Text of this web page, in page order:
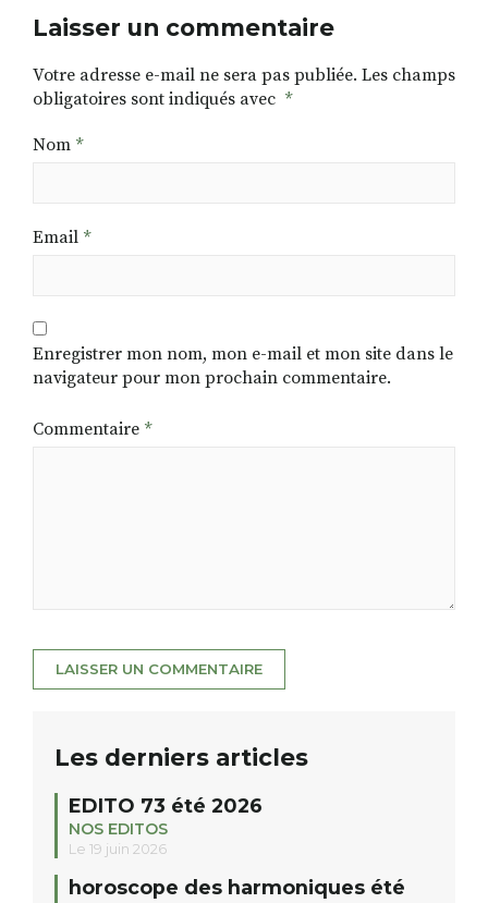
Laisser un commentaire
Votre adresse e-mail ne sera pas publiée. Les champs
obligatoires sont indiqués avec *
Nom *
Email *
Enregistrer mon nom, mon e-mail et mon site dans le
navigateur pour mon prochain commentaire.
Commentaire *
Les derniers articles
EDITO 73 été 2026
NOS EDITOS
Le 19 juin 2026
horoscope des harmoniques été